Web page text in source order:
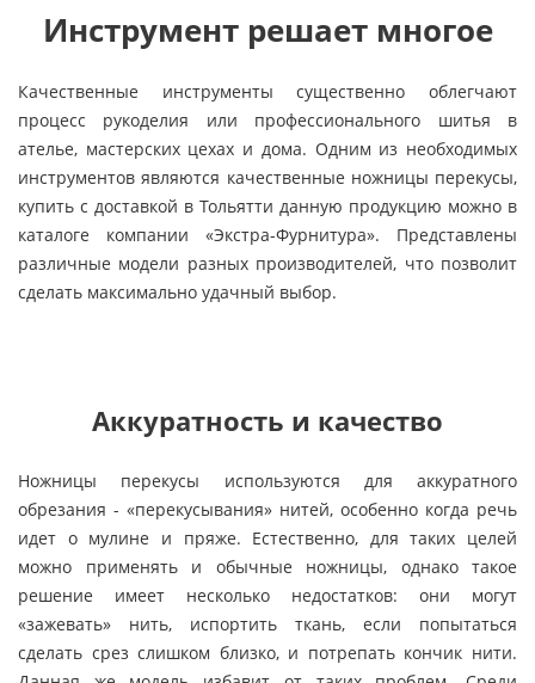
Инструмент решает многое
Качественные инструменты существенно облегчают
процесс рукоделия или профессионального шитья в
ателье, мастерских цехах и дома. Одним из необходимых
инструментов являются качественные ножницы перекусы,
купить с доставкой в Тольятти данную продукцию можно в
каталоге компании «Экстра-Фурнитура». Представлены
различные модели разных производителей, что позволит
сделать максимально удачный выбор.
Аккуратность и качество
Ножницы перекусы используются для аккуратного
обрезания - «перекусывания» нитей, особенно когда речь
идет о мулине и пряже. Естественно, для таких целей
можно применять и обычные ножницы, однако такое
решение имеет несколько недостатков: они могут
«зажевать» нить, испортить ткань, если попытаться
сделать срез слишком близко, и потрепать кончик нити.